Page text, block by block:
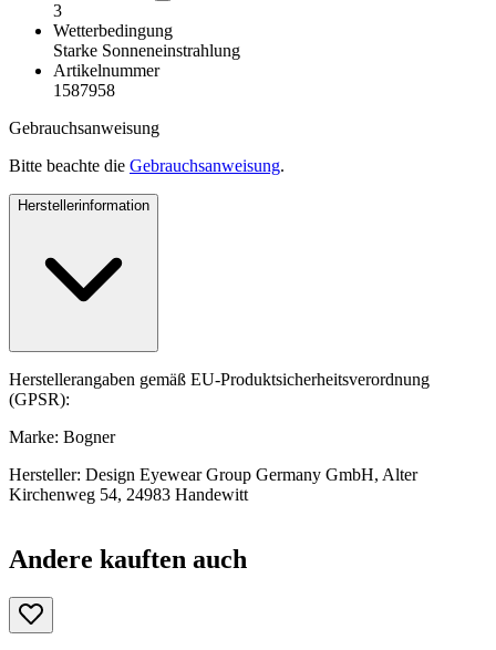
3
Wetterbedingung
Starke Sonneneinstrahlung
Artikelnummer
1587958
Gebrauchsanweisung
Bitte beachte die Gebrauchsanweisung.
Herstellerinformation
Herstellerangaben gemäß EU-Produktsicherheitsverordnung
(GPSR):
Marke: Bogner
Hersteller: Design Eyewear Group Germany GmbH, Alter
Kirchenweg 54, 24983 Handewitt
Andere kauften auch